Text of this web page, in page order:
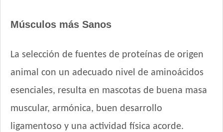
NutriCare Gato Adulto
Nutribon XQ Gato Adulto
Nutrique Young Adult Cat Sterilised / Healthy Weight
Old Prince Equilibrium Gato Adulto
Músculos más Sanos
La selección de fuentes de proteínas de origen
animal con un adecuado nivel de aminoácidos
esenciales, resulta en mascotas de buena masa
muscular, armónica, buen desarrollo
ligamentoso y una actividad física acorde.